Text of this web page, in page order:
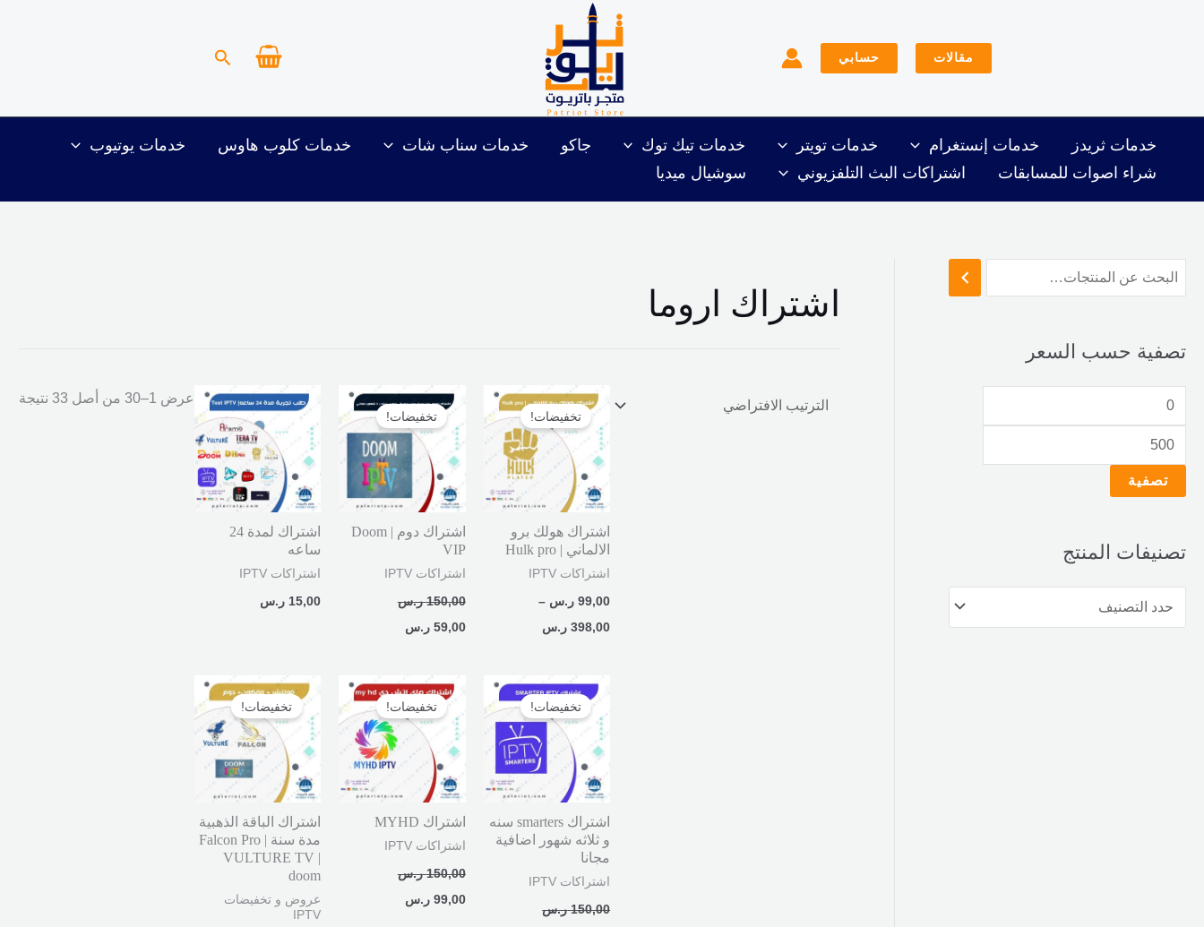
مقالات حسابي البحث
خدمات ثريدز خدمات إنستغرام خدمات تويتر خدمات تيك توك جاكو خدمات سناب شات خدمات كلوب هاوس
خدمات يوتيوب
شراء اصوات للمسابقات
اشتراكات البث التلفزيوني سوشيال ميديا
تصفية حسب السعر
ع
ل
تصفية
تصنيفات المنتج
اشتراك اروما
عرض 1–30 من أصل 33 نتيجة
تخفيضات!
اشتراك هولك برو
الالماني | Hulk pro
اشتراكات IPTV
99,00 ر.س –
398,00 ر.س
نطاق
السعر:
من
خلال
تخفيضات!
اشتراك دوم | Doom
VIP
اشتراكات IPTV
150,00 ر.س
السعر
الأصلي
هو:
150,00 ر.س.
59,00 ر.س
السعر
الحالي
هو:
59,00 ر.س.
اشتراك لمدة 24
ساعه
اشتراكات IPTV
15,00 ر.س
تخفيضات!
اشتراك smarters سنه
و ثلاثه شهور اضافية
مجانا
اشتراكات IPTV
150,00 ر.س
السعر
الأصلي
هو:
150,00 ر.س.
السعر
الحالي
هو:
69,00 ر.س.
تخفيضات!
اشتراك MYHD
اشتراكات IPTV
150,00 ر.س
السعر
الأصلي
هو:
150,00 ر.س.
99,00 ر.س
السعر
الحالي
هو:
99,00 ر.س.
تخفيضات!
اشتراك الباقة الذهبية
مدة سنة Falcon Pro |
VULTURE TV |
doom
عروض و تخفيضات
IPTV
السعر
الأصلي
هو:
510,00 ر.س.
السعر
الحالي
هو:
349,00 ر.س.